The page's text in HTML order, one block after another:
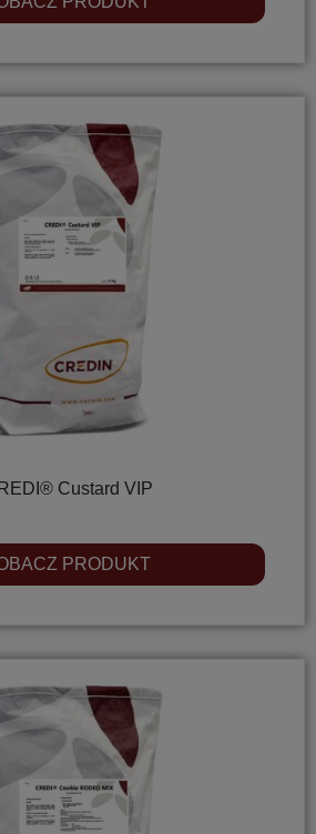
Custard VIP
PRODUKT